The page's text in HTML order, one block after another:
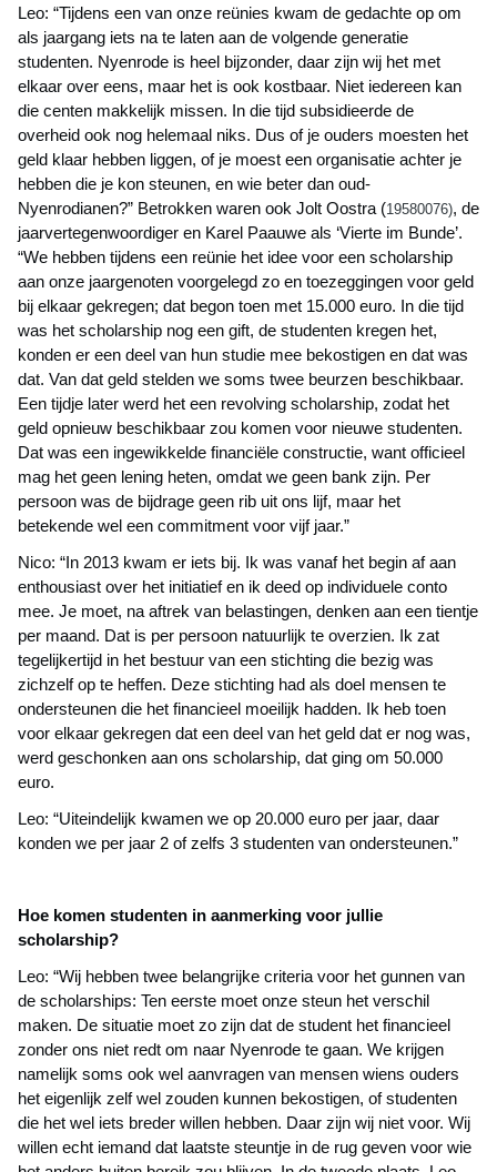
Leo: “Tijdens een van onze reünies kwam de gedachte op om
als jaargang iets na te laten aan de volgende generatie
studenten. Nyenrode is heel bijzonder, daar zijn wij het met
elkaar over eens, maar het is ook kostbaar. Niet iedereen kan
die centen makkelijk missen. In die tijd subsidieerde de
overheid ook nog helemaal niks. Dus of je ouders moesten het
geld klaar hebben liggen, of je moest een organisatie achter je
hebben die je kon steunen, en wie beter dan oud-
Nyenrodianen?” Betrokken waren ook Jolt Oostra (19580076), de
jaarvertegenwoordiger en Karel Paauwe als ‘Vierte im Bunde’.
“We hebben tijdens een reünie het idee voor een scholarship
aan onze jaargenoten voorgelegd zo en toezeggingen voor geld
bij elkaar gekregen; dat begon toen met 15.000 euro. In die tijd
was het scholarship nog een gift, de studenten kregen het,
konden er een deel van hun studie mee bekostigen en dat was
dat. Van dat geld stelden we soms twee beurzen beschikbaar.
Een tijdje later werd het een revolving scholarship, zodat het
geld opnieuw beschikbaar zou komen voor nieuwe studenten.
Dat was een ingewikkelde financiële constructie, want officieel
mag het geen lening heten, omdat we geen bank zijn. Per
persoon was de bijdrage geen rib uit ons lijf, maar het
betekende wel een commitment voor vijf jaar.”
Nico: “In 2013 kwam er iets bij. Ik was vanaf het begin af aan
enthousiast over het initiatief en ik deed op individuele conto
mee. Je moet, na aftrek van belastingen, denken aan een tientje
per maand. Dat is per persoon natuurlijk te overzien. Ik zat
tegelijkertijd in het bestuur van een stichting die bezig was
zichzelf op te heffen. Deze stichting had als doel mensen te
ondersteunen die het financieel moeilijk hadden. Ik heb toen
voor elkaar gekregen dat een deel van het geld dat er nog was,
werd geschonken aan ons scholarship, dat ging om 50.000
euro.
Leo: “Uiteindelijk kwamen we op 20.000 euro per jaar, daar
konden we per jaar 2 of zelfs 3 studenten van ondersteunen.”
Hoe komen studenten in aanmerking voor jullie
scholarship?
Leo: “Wij hebben twee belangrijke criteria voor het gunnen van
de scholarships: Ten eerste moet onze steun het verschil
maken. De situatie moet zo zijn dat de student het financieel
zonder ons niet redt om naar Nyenrode te gaan. We krijgen
namelijk soms ook wel aanvragen van mensen wiens ouders
het eigenlijk zelf wel zouden kunnen bekostigen, of studenten
die het wel iets breder willen hebben. Daar zijn wij niet voor. Wij
willen echt iemand dat laatste steuntje in de rug geven voor wie